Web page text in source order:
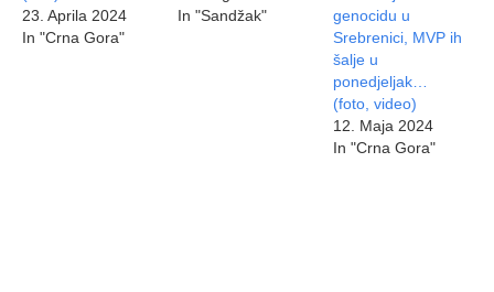
23. Aprila 2024
In "Crna Gora"
In "Sandžak"
genocidu u
Srebrenici, MVP ih
šalje u
ponedjeljak…
(foto, video)
12. Maja 2024
In "Crna Gora"